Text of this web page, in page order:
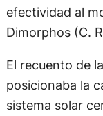
efectividad al
Dimorphos (C.
El recuento de
posicionaba la
sistema solar